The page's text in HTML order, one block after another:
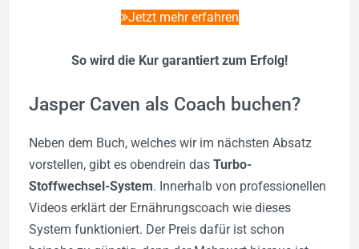
Jetzt mehr erfahren
So wird die Kur garantiert zum Erfolg!
Jasper Caven als Coach buchen?
Neben dem Buch, welches wir im nächsten Absatz
vorstellen, gibt es obendrein das Turbo-
Stoffwechsel-System. Innerhalb von professionellen
Videos erklärt der Ernährungscoach wie dieses
System funktioniert. Der Preis dafür ist schon